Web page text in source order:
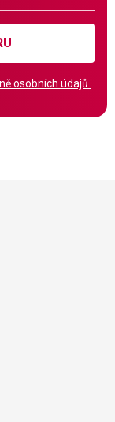
osobních údajů.